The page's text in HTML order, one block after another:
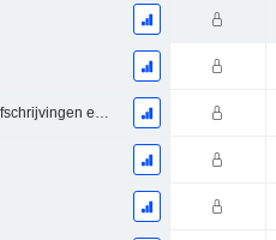
Bedrijfssegmenten - afschrijvingen en waardeverminderingen